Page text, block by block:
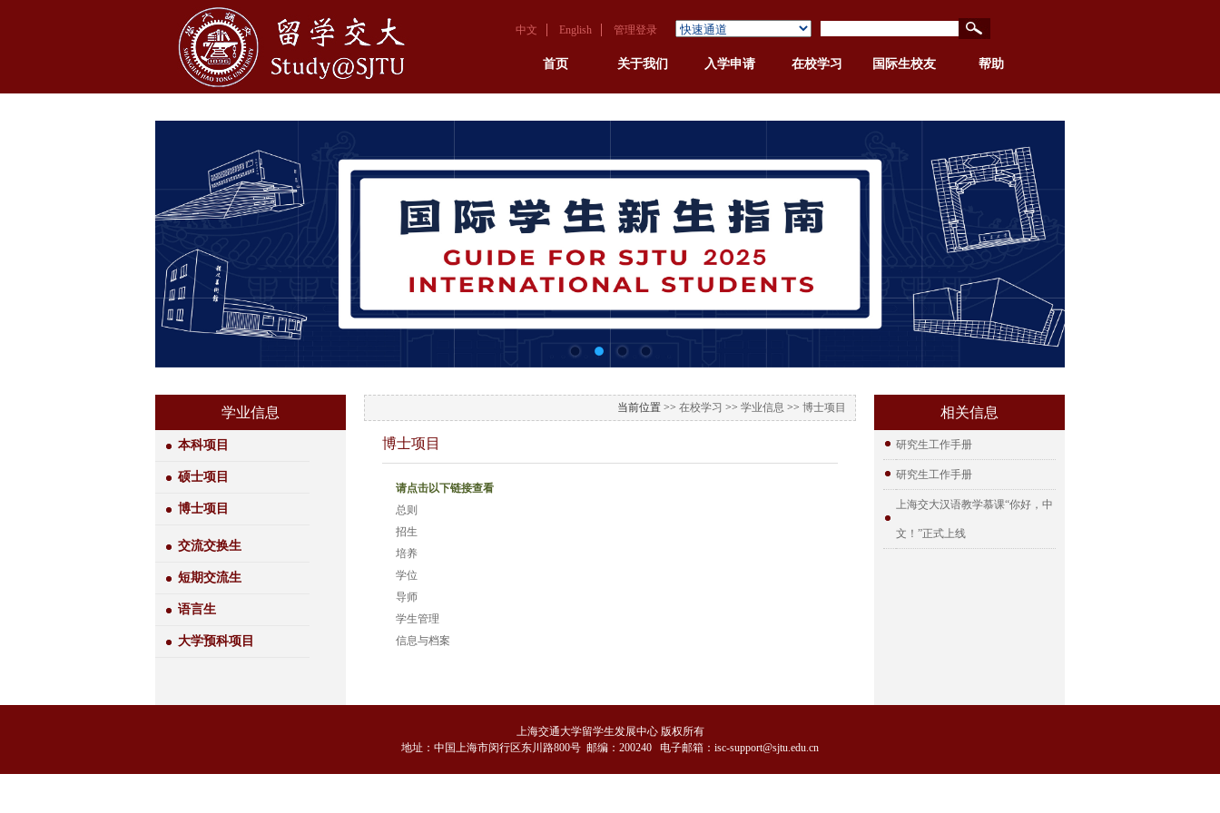
中文 English 管理登录
首页 关于我们 入学申请 在校学习 国际生校友 帮助
学业信息
本科项目
硕士项目
博士项目
交流交换生
短期交流生
语言生
大学预科项目
当前位置 >> 在校学习 >> 学业信息 >> 博士项目
博士项目
请点击以下链接查看
总则
招生
培养
学位
导师
学生管理
信息与档案
相关信息
研究生工作手册
研究生工作手册
上海交大汉语教学慕课“你好，中
文！”正式上线
上海交通大学留学生发展中心 版权所有
地址：中国上海市闵行区东川路800号 邮编：200240 电子邮箱：isc-support@sjtu.edu.cn